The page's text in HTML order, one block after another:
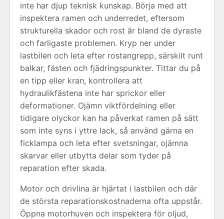
inte har djup teknisk kunskap. Börja med att
inspektera ramen och underredet, eftersom
strukturella skador och rost är bland de dyraste
och farligaste problemen. Kryp ner under
lastbilen och leta efter rostangrepp, särskilt runt
balkar, fästen och fjädringspunkter. Tittar du på
en tipp eller kran, kontrollera att
hydraulikfästena inte har sprickor eller
deformationer. Ojämn viktfördelning eller
tidigare olyckor kan ha påverkat ramen på sätt
som inte syns i yttre lack, så använd gärna en
ficklampa och leta efter svetsningar, ojämna
skarvar eller utbytta delar som tyder på
reparation efter skada.
Motor och drivlina är hjärtat i lastbilen och där
de största reparationskostnaderna ofta uppstår.
Öppna motorhuven och inspektera för oljud,